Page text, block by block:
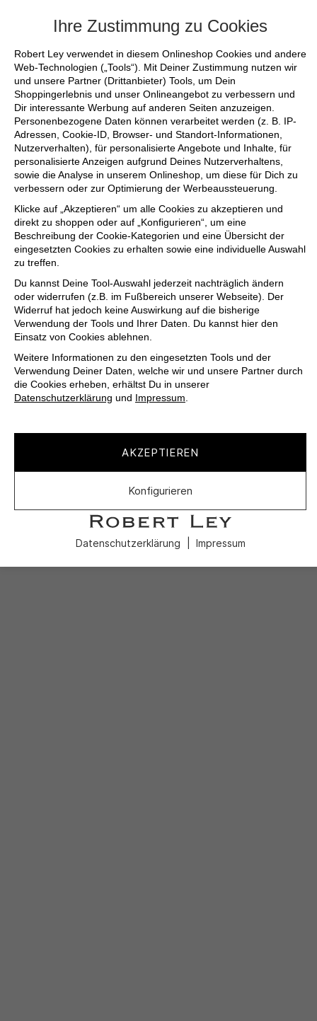
Ihre Zustimmung zu Cookies
Robert Ley verwendet in diesem Onlineshop Cookies und andere
Web-Technologien („Tools“). Mit Deiner Zustimmung nutzen wir
und unsere Partner (Drittanbieter) Tools, um Dein
Shoppingerlebnis und unser Onlineangebot zu verbessern und
Dir interessante Werbung auf anderen Seiten anzuzeigen.
Personenbezogene Daten können verarbeitet werden (z. B. IP-
Adressen, Cookie-ID, Browser- und Standort-Informationen,
Nutzerverhalten), für personalisierte Angebote und Inhalte, für
personalisierte Anzeigen aufgrund Deines Nutzerverhaltens,
sowie die Analyse in unserem Onlineshop, um diese für Dich zu
verbessern oder zur Optimierung der Werbeaussteuerung.
Klicke auf „Akzeptieren“ um alle Cookies zu akzeptieren und
direkt zu shoppen oder auf „Konfigurieren“, um eine
Beschreibung der Cookie-Kategorien und eine Übersicht der
eingesetzten Cookies zu erhalten sowie eine individuelle Auswahl
zu treffen.
Du kannst Deine Tool-Auswahl jederzeit nachträglich ändern
oder widerrufen (z.B. im Fußbereich unserer Webseite). Der
Widerruf hat jedoch keine Auswirkung auf die bisherige
Verwendung der Tools und Ihrer Daten. Du kannst hier den
Einsatz von Cookies ablehnen.
Weitere Informationen zu den eingesetzten Tools und der
Verwendung Deiner Daten, welche wir und unsere Partner durch
die Cookies erheben, erhältst Du in unserer
Datenschutzerklärung und Impressum.
AKZEPTIEREN
Konfigurieren
Datenschutzerklärung Impressum